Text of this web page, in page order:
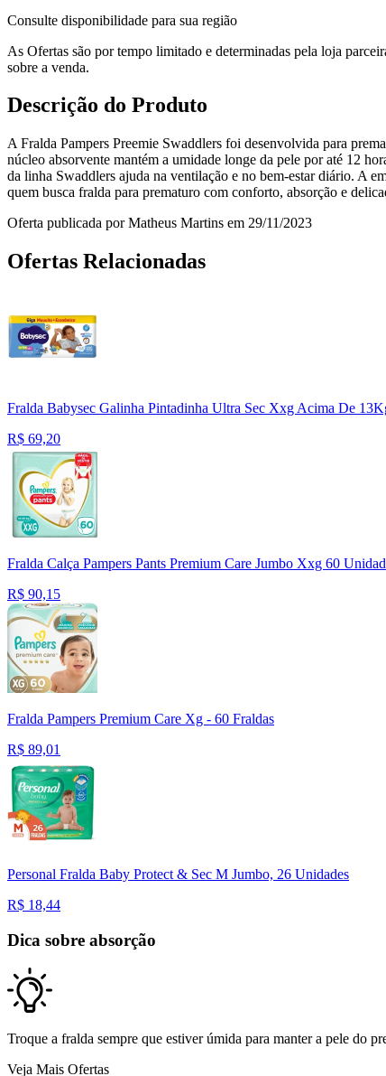
Consulte disponibilidade para sua região
As Ofertas são por tempo limitado e determinadas pela loja
sobre a venda.
Descrição do Produto
A Fralda Pampers Preemie Swaddlers foi desenvolvida para
núcleo absorvente mantém a umidade longe da pele por até 12
da linha Swaddlers ajuda na ventilação e no bem-estar diário. A
quem busca fralda para prematuro com conforto, absorção e
Oferta publicada por Matheus Martins em 29/11/2023
Ofertas Relacionadas
Fralda Babysec Galinha Pintadinha Ultra Sec Xxg Acima De
R$ 69,20
Fralda Calça Pampers Pants Premium Care Jumbo Xxg 60
R$ 90,15
Fralda Pampers Premium Care Xg - 60 Fraldas
R$ 89,01
Personal Fralda Baby Protect & Sec M Jumbo, 26 Unidades
R$ 18,44
Dica sobre absorção
Troque a fralda sempre que estiver úmida para manter a pele do
Veja Mais Ofertas